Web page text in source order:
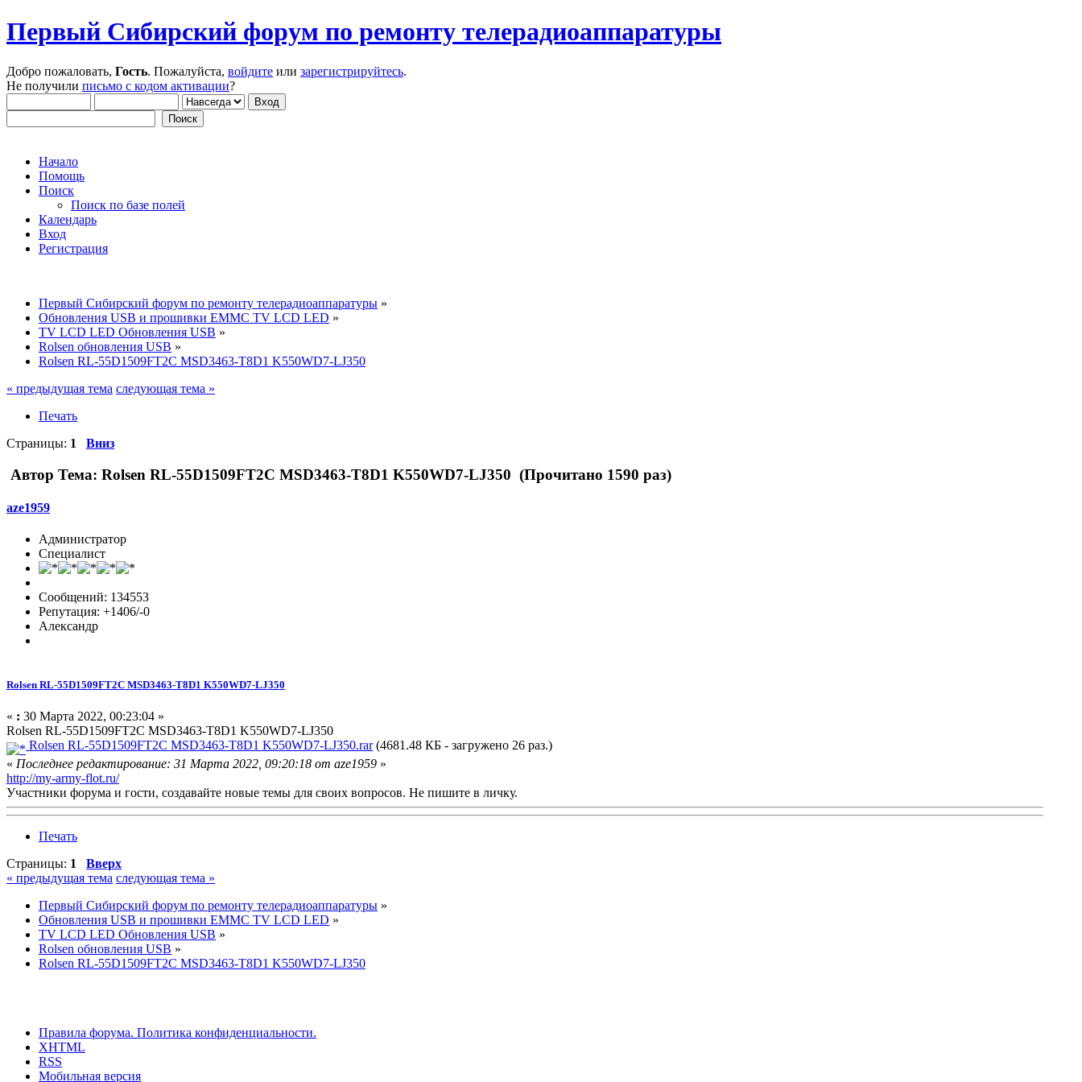
Первый Сибирский форум по ремонту телерадиоаппаратуры
Добро пожаловать, Гость. Пожалуйста, войдите или зарегистрируйтесь.
Не получили письмо с кодом активации?
Начало
Помощь
Поиск
Поиск по базе полей
Календарь
Вход
Регистрация
Первый Сибирский форум по ремонту телерадиоаппаратуры »
Обновления USB и прошивки EMMC TV LCD LED »
TV LCD LED Обновления USB »
Rolsen обновления USB »
Rolsen RL-55D1509FT2C MSD3463-T8D1 K550WD7-LJ350
« предыдущая тема следующая тема »
Печать
Страницы: 1 Вниз
Автор Тема: Rolsen RL-55D1509FT2C MSD3463-T8D1 K550WD7-LJ350 (Прочитано 1590 раз)
aze1959
Администратор
Специалист
Сообщений: 134553
Репутация: +1406/-0
Александр
Rolsen RL-55D1509FT2C MSD3463-T8D1 K550WD7-LJ350
« : 30 Марта 2022, 00:23:04 »
Rolsen RL-55D1509FT2C MSD3463-T8D1 K550WD7-LJ350
Rolsen RL-55D1509FT2C MSD3463-T8D1 K550WD7-LJ350.rar(4681.48 КБ - загружено 26 раз.)
« Последнее редактирование: 31 Марта 2022, 09:20:18 от aze1959 »
http://my-army-flot.ru/
Участники форума и гости, создавайте новые темы для своих вопросов. Не пишите в личку.
Печать
Страницы: 1
Вверх
« предыдущая тема следующая тема »
Первый Сибирский форум по ремонту телерадиоаппаратуры »
Обновления USB и прошивки EMMC TV LCD LED »
TV LCD LED Обновления USB »
Rolsen обновления USB »
Rolsen RL-55D1509FT2C MSD3463-T8D1 K550WD7-LJ350
Правила форума. Политика конфиденциальности.
XHTML
RSS
Мобильная версия